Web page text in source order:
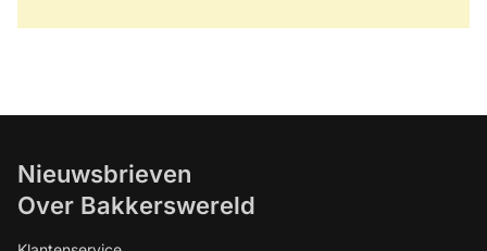
Nieuwsbrieven
Over Bakkerswereld